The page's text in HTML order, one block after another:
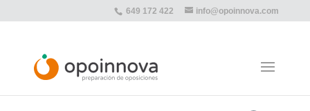
649 172 422 info@opoinnova.com